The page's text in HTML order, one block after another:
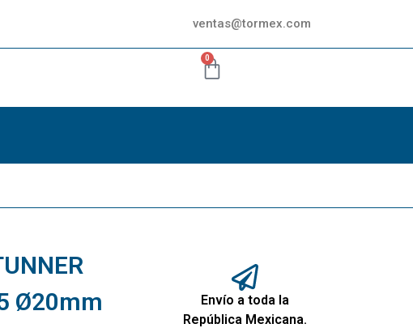
ventas@tormex.com
0
Ø20mm
Envío a toda la
República Mexicana.